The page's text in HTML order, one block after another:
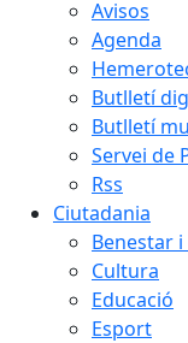
Avisos
Agenda
Butlletí
Butlletí
Servei de
Rss
Ciutadania
Benestar
Cultura
Educació
Esport